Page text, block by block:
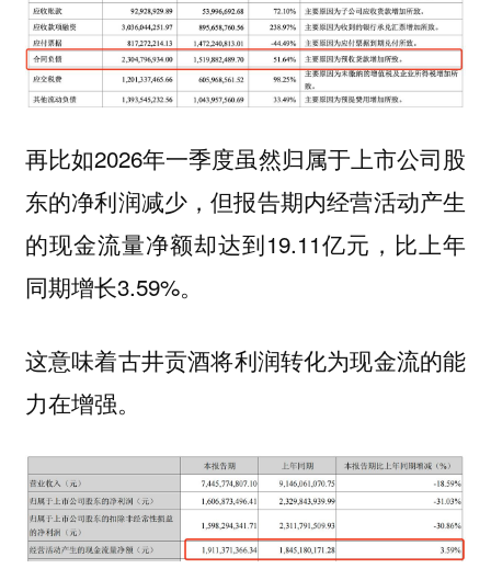
再比如2026年一季度虽然归属于上市公司股
东的净利润减少，但报告期内经营活动产生
的现金流量净额却达到19.11亿元，比上年
同期增长3.59%。
这意味着古井贡酒将利润转化为现金流的能
力在增强。